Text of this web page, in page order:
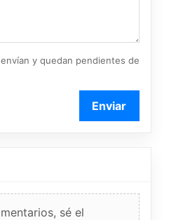
y quedan pendientes de
Enviar
sé el